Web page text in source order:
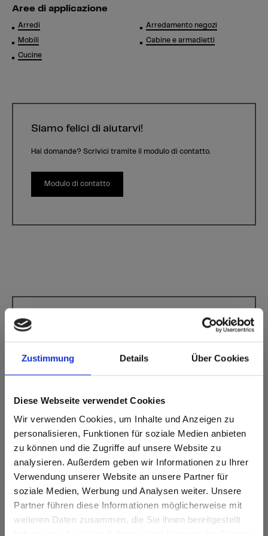
Zustimmung Details Über Cookies
Diese Webseite verwendet Cookies
Wir verwenden Cookies, um Inhalte und Anzeigen zu
personalisieren, Funktionen für soziale Medien anbieten
zu können und die Zugriffe auf unsere Website zu
analysieren. Außerdem geben wir Informationen zu Ihrer
Verwendung unserer Website an unsere Partner für
soziale Medien, Werbung und Analysen weiter. Unsere
Partner führen diese Informationen möglicherweise mit
weiteren Daten zusammen, die Sie ihnen bereitgestellt
Are you based in the Stati Uniti?
Aree di applicazione
Arredi
Mobili
Cucine
Arredamento negozi
Cabine e armadietti
Siamo felici di aiutarvi!
Hai domande? Scrivici tramite il modulo di contatto.
Modulo di contatto
Codice NCS più vicino: S 4005-Y50R
Facile da pulire Resistente agli urti
Resistente ai graffi Resistente ai solventi